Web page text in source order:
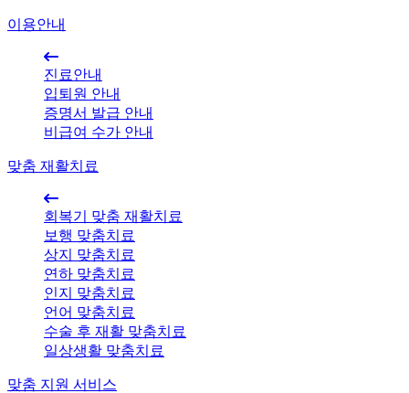
이용안내
진료안내
입퇴원 안내
증명서 발급 안내
비급여 수가 안내
맞춤 재활치료
회복기 맞춤 재활치료
보행 맞춤치료
상지 맞춤치료
연하 맞춤치료
인지 맞춤치료
언어 맞춤치료
수술 후 재활 맞춤치료
일상생활 맞춤치료
맞춤 지원 서비스